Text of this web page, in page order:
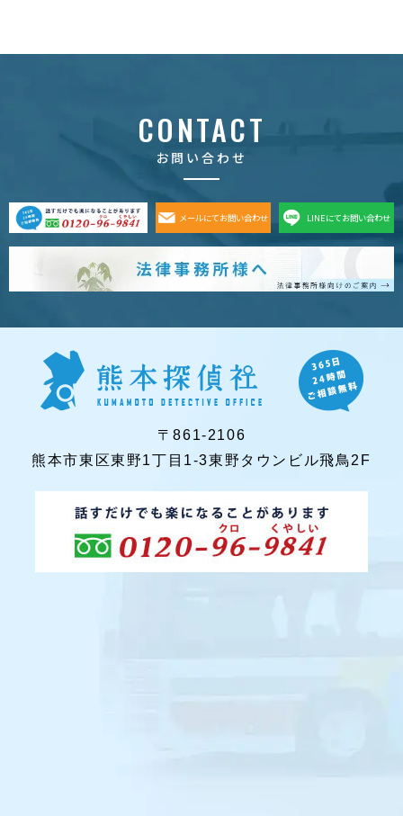
CONTACT
お問い合わせ
メールにてお問い合わせ LINEにてお問い合わせ
〒861-2106
熊本市東区東野1丁目1-3東野タウンビル飛鳥2F